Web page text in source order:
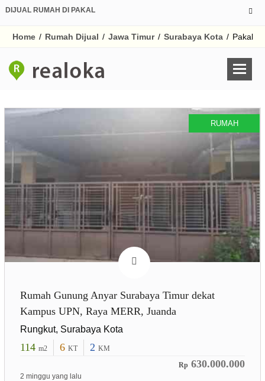
DIJUAL RUMAH DI PAKAL
Home / Rumah Dijual / Jawa Timur / Surabaya Kota / Pakal
RUMAH
Rumah Gunung Anyar Surabaya Timur dekat
Kampus UPN, Raya MERR, Juanda
Rungkut, Surabaya Kota
114 m2 6 KT 2 KM
Rp 630.000.000
2 minggu yang lalu